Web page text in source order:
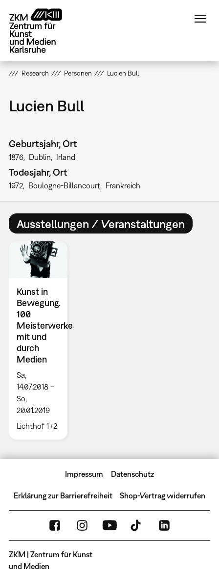
zum
Inhalt
Research Personen Lucien Bull
Lucien Bull
Geburtsjahr, Ort
1876 Dublin Irland
Todesjahr, Ort
1972 Boulogne-Billancourt Frankreich
Ausstellungen / Veranstaltungen
Kunst in
Bewegung.
100
Meisterwerke
mit und
durch
Medien
Sa,
14.07.2018 –
So,
20.01.2019
Lichthof 1+2
Impressum Datenschutz
Erklärung zur Barrierefreiheit Shop-Vertrag widerrufen
ZKM | Zentrum für Kunst
und Medien